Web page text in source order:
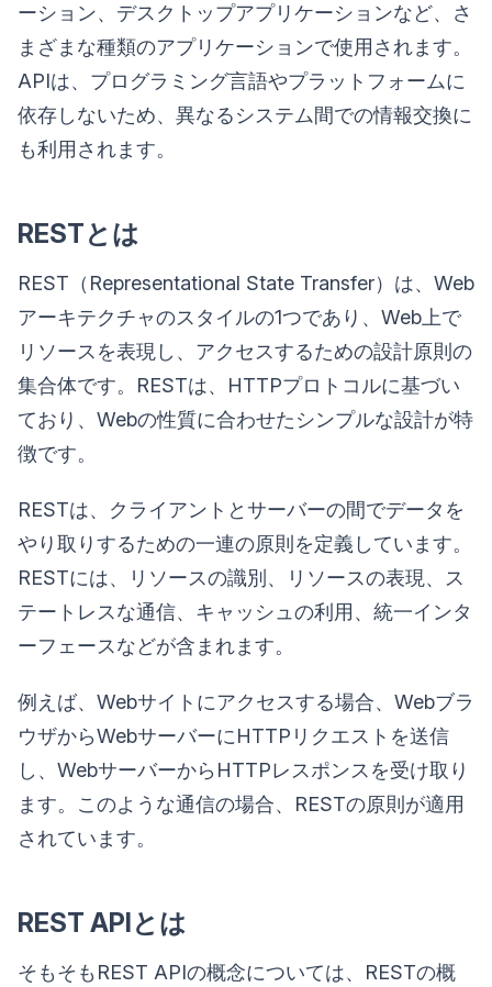
ーション、デスクトップアプリケーションなど、さ
まざまな種類のアプリケーションで使用されます。
APIは、プログラミング言語やプラットフォームに
依存しないため、異なるシステム間での情報交換に
も利用されます。
RESTとは
REST（Representational State Transfer）は、Web
アーキテクチャのスタイルの1つであり、Web上で
リソースを表現し、アクセスするための設計原則の
集合体です。RESTは、HTTPプロトコルに基づい
ており、Webの性質に合わせたシンプルな設計が特
徴です。
RESTは、クライアントとサーバーの間でデータを
やり取りするための一連の原則を定義しています。
RESTには、リソースの識別、リソースの表現、ス
テートレスな通信、キャッシュの利用、統一インタ
ーフェースなどが含まれます。
例えば、Webサイトにアクセスする場合、Webブラ
ウザからWebサーバーにHTTPリクエストを送信
し、WebサーバーからHTTPレスポンスを受け取り
ます。このような通信の場合、RESTの原則が適用
されています。
REST APIとは
そもそもREST APIの概念については、RESTの概